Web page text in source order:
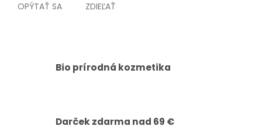
OPÝTAŤ SA ZDIEĽAŤ
Bio prírodná kozmetika
Darček zdarma nad 69 €